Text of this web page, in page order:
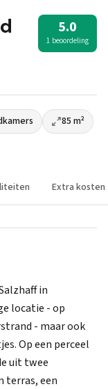
5.0
1 beoordeling
85 m²
Extra kosten
in
locatie - op
- maar ook
Op een perceel
uit twee
terras, een